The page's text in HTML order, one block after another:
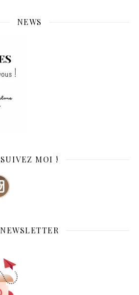
NEWS
SUIVEZ MOI !
NEWSLETTER